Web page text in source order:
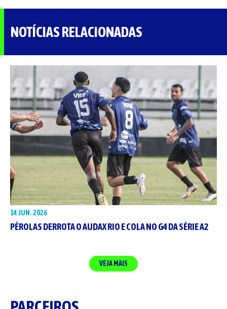
NOTÍCIAS RELACIONADAS
14 JUN. 2026
PÉROLAS DERROTA O AUDAX RIO E COLA NO G4 DA SÉRIE A2
VEJA MAIS